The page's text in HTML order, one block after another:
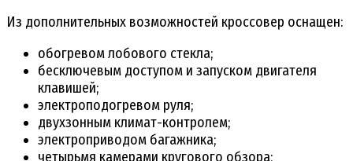
Из дополнительных возможностей кроссовер оснащен:
обогревом лобового стекла;
бесключевым доступом и запуском двигателя
клавишей;
электроподогревом руля;
двухзонным климат-контролем;
электроприводом багажника;
четырьмя камерами кругового обзора;